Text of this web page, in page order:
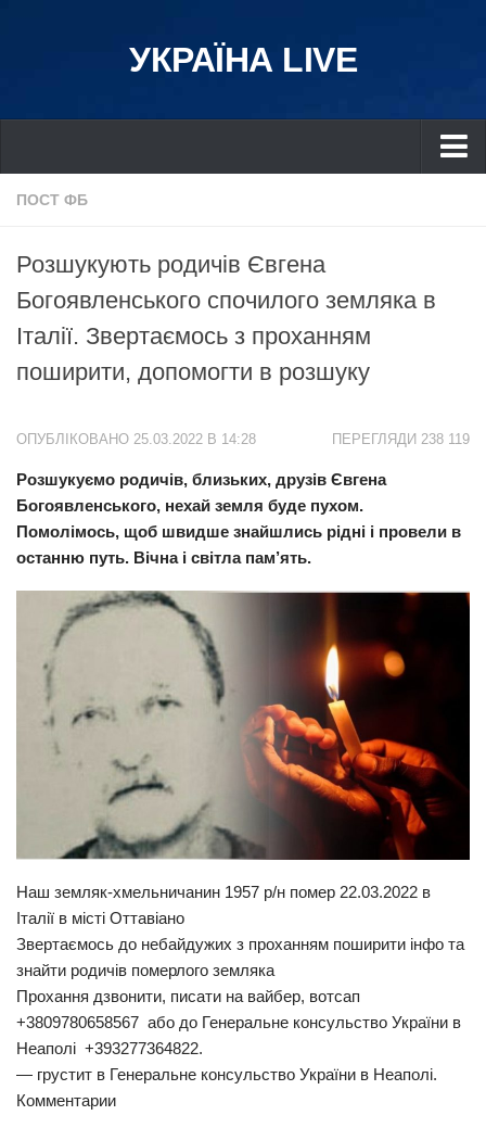
УКРАЇНА LIVE
Україна
Дніпро
Львів
Івано-Франківськ
Харків
Одеса
Схід
Економіка
Політика
Цікаво
Наука
Технології
Рецепти
Привітання
Здоров’я
Кримінал
Трагедії
Курйози
Суспільство
ПОСТ ФБ
Розшукують родичів Євгена
Богоявленського спочилого земляка в
Італії. Звертаємось з проханням
поширити, допомогти в розшуку
ПЕРЕГЛЯДИ 238 119
ОПУБЛІКОВАНО 25.03.2022 В 14:28
Розшукуємо родичів, близьких, друзів Євгена
Богоявленського, нехай земля буде пухом.
Помолімось, щоб швидше знайшлись рідні і провели в
останню путь. Вічна і світла пам’ять.
Наш земляк-хмельничанин 1957 р/н помер 22.03.2022 в
Італії в місті Оттавіано
Звертаємось до небайдужих з проханням поширити інфо та
знайти родичів померлого земляка
Прохання дзвонити, писати на вайбер, вотсап
+3809780658567 або до Генеральне консульство України в
Неаполі +393277364822.
— грустит в Генеральне консульство України в Неаполі.
Комментарии